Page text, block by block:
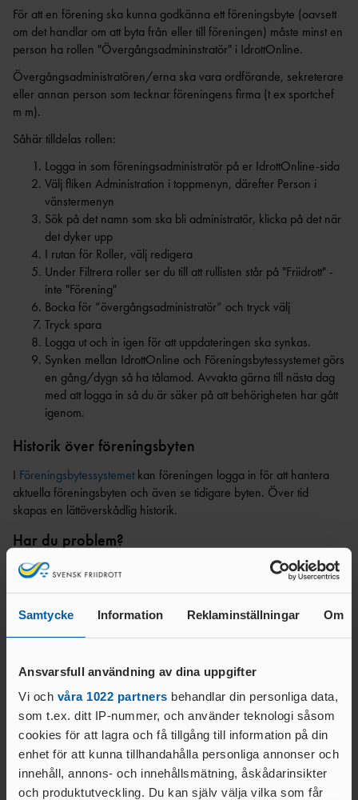
Samtycke Information Reklaminställningar Om
Ansvarsfull användning av dina uppgifter
Vi och våra 1022 partners behandlar din personliga data,
som t.ex. ditt IP-nummer, och använder teknologi såsom
cookies för att lagra och få tillgång till information på din
enhet för att kunna tillhandahålla personliga annonser och
innehåll, annons- och innehållsmätning, åskådarinsikter
och produktutveckling. Du kan själv välja vilka som får
ARVSFONDEN
FÖRENINGSAFFÄRE
N
FRIIDROTTSSHOPP
EN
BAUHAU
FOLKSA
SCANDI
C
FOLKSP
EL
TALLINK SILJA
LINE
UNISPOR
BI
BAUI:S MINI-
FRIIDROTTSSKOLA
COMPANY
VÄSTANHE
DE
UTMÄRKELSER &
STIPENDIER
LEDARUTMÄRKELS
ER
UTMÄRKELSER TILL
AKTIVA
UNGDOMSFOND
EN
MÅLFOTODOMA
RE
NATIONELL
MÅLFOTODOMARE
FÖRBUNDSBANMÄT
ARE
TEKNISK
TEKNISK DELEGAT
ARENA
TEKNISK DELEGAT ICKE
ARENA
UTBILDAR
E
UTBILDNINGSANSVARIGA I VÅRA
NIO DISTRIKT
För att en förening ska kunna godkänna ett föreningsbyte (oavsett
om det handlar om att byta från eller till föreningen) måste minst en
person ha rollen "Övergångsadmininstratör" i IdrottOnline.
Övergångsadministratören/erna ska vara ordförande, sekreterare
eller annan person som tecknar föreningens firma (t ex sportchef
m m).
Såhär tilldelas rollen:
Logga in som föreningsadministratör på er IdrottOnline-sida
Välj fliken Administration i toppmenyn, därefter Person i
vänstermenyn
Sök på det namn som ska bli administratör, klicka på det när
det dyker upp
I rutan för Roller, välj redigera
Under Filtrera roller ser du till att rullisten står på "Friidrott" -
inte "Förening"
Bocka för ”övergångsadministratör” och tryck välj
Tryck spara
Logga ut och in igen för att uppdateringen ska synkas.
Synken mellan IdrottOnline och Föreningsbytessystemet görs
en gång/dygn så ha tålamod. Avvakta gärna till nästa dag
med att logga in så du är säker på att behörigheten har gått
igenom.
Historik över föreningsbyten
I Föreningsbytessystemetkan föreningen logga in för att hantera
aktuella föreningsbyten och även se tidigare byten. Över tid
skapas en lättöverskådlig historik.
Har du problem?
Har du några frågor eller stöter på problem i processen, kontakta
Svar på vanliga frågor
Vem kan logga in i systemet?
Hur loggar man in i systemet?
Hur tilldelas en övergångsadministratör?